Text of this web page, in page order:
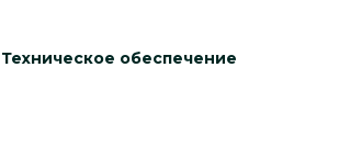
Техническое обеспечение